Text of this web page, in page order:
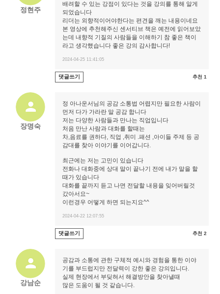
정현주
배려할 수 있는 강점이 있다는 것을 강의를 통해 알게
되었습니다
리더는 외향적이어야한다는 편견을 깨는 내용이네요
본 영상에 추천해주신 센서티브 책은 예전에 읽어보았
는데 내향적 기질의 사람들을 이해하기 참 좋은 책이
라고 생각했습니다 좋은 강의 감사합니다!
2024-04-25 11:41:05
댓글쓰기 추천 1
장명숙
정 아나운서님의 공감 소통법 어렵지만 필요한 사람이
먼저 다가 가라란 말 공감 합니다
저는 다양한 사람들과 만나는 직업입니다
처음 만난 사람과 대화를 할때는
차,음료를 권하다, 직업 ,취미 .패션 ,아이들 주제 등 공
감대를 찾아 이야기를 이어갑니다.
최근에는 저는 고민이 있습니다
전화나 대화중에 상대 말이 끝나기 전에 내가 말을 할
때가 있습니다
대화를 끝까지 듣고 나면 전달할 내용을 잊어버릴것
갔아서요~
이런경우 어떻게 하면 되는지요^^
2024-04-22 12:07:55
댓글쓰기 추천 2
강남순
공감과 소통에 관한 구체적 예시와 경험을 통한 이야
기를 부드럽지만 전달력이 강한 좋은 강의입니다.
실제 현장에서 부딪혀서 해결방안을 찾아낼때
많은 도움이 될 것 같습니다.